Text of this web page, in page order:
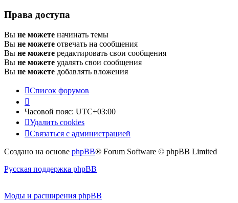
Права доступа
Вы не можете начинать темы
Вы не можете отвечать на сообщения
Вы не можете редактировать свои сообщения
Вы не можете удалять свои сообщения
Вы не можете добавлять вложения
Список форумов
Часовой пояс: UTC+03:00
Удалить cookies
Связаться с администрацией
Создано на основе phpBB® Forum Software © phpBB Limited
Русская поддержка phpBB
Моды и расширения phpBB